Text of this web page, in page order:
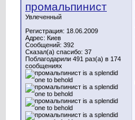
промальпинист
Увлеченный
Регистрация: 18.06.2009
Адрес: Киев
Сообщений: 392
Сказал(а) спасибо: 37
Поблагодарили 491 раз(а) в 174
сообщениях